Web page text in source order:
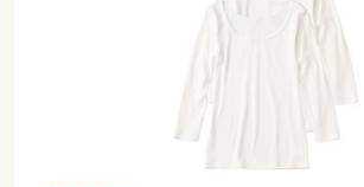
カーテン・ラグ・ファブリック
大きいサイズ通販すべて
大きいサイズ レディース下着
シークレットセール
商品カテゴリ一覧